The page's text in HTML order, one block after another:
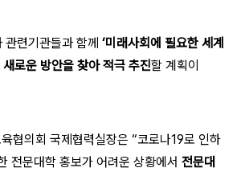
관련기관들과 함께 ‘미래사회에 필요한 세계
새로운 방안을 찾아 적극 추진할 계획이
협의회 국제협력실장은 “코로나19로 인하
전문대학 홍보가 어려운 상황에서 전문대